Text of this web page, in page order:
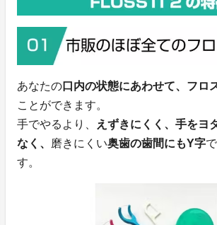
あなたの口内の状態にあわせて、フロ
ことができます。
手でやるより、
えずきにくく、手をヨ
なく、
磨きにくい奥歯の歯間にもY字
す。